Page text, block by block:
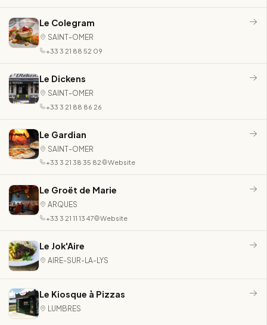
Le Colegram
SAINT-OMER
+33 3 21 88 52 09
Le Dickens
SAINT-OMER
+33 3 21 88 86 26
Le Gardian
SAINT-OMER
+33 3 21 38 35 82 Website
Le Groët de Marie
ARQUES
+33 3 21 11 13 47 Website
Le Jok'Aire
AIRE-SUR-LA-LYS
Le Kiosque à Pizzas
LUMBRES